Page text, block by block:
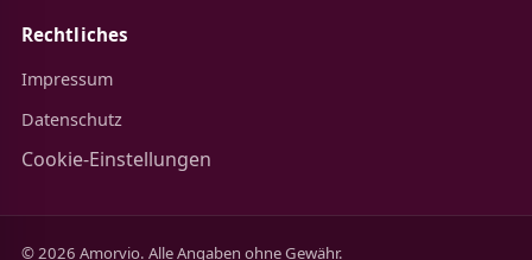
Rechtliches
Impressum
Datenschutz
Cookie-Einstellungen
© 2026 Amorvio. Alle Angaben ohne Gewähr.